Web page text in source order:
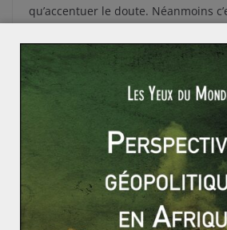
qu’accentuer le doute. Néanmoins
frontières des deux blocs dès 1983.
socialiste entraine un rapprochement
démocraties populaires (au sein du
Mais aujourd’hui, l’OTAN en est
mineures (mis à part le
la guerre au Kosovo en 1999), quand
purement et simplement